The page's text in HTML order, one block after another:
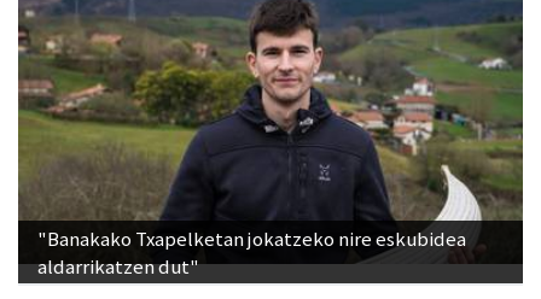
"Banakako Txapelketan jokatzeko nire eskubidea
aldarrikatzen dut"